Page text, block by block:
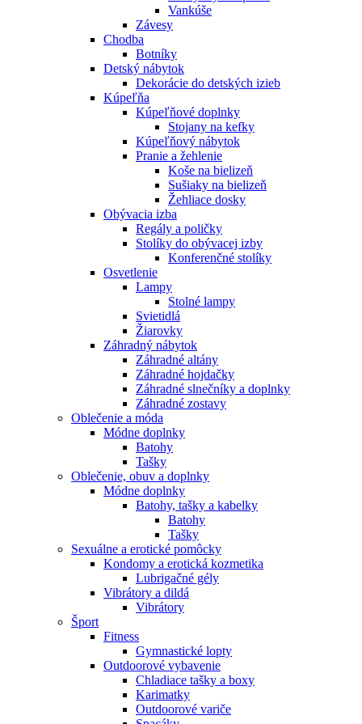
Vankúše
Závesy
Chodba
Botníky
Detský nábytok
Dekorácie do detských izieb
Kúpeľňa
Kúpeľňové doplnky
Stojany na kefky
Kúpeľňový nábytok
Pranie a žehlenie
Koše na bielizeň
Sušiaky na bielizeň
Žehliace dosky
Obývacia izba
Regály a poličky
Stolíky do obývacej izby
Konferenčné stolíky
Osvetlenie
Lampy
Stolné lampy
Svietidlá
Žiarovky
Záhradný nábytok
Záhradné altány
Záhradné hojdačky
Záhradné slnečníky a doplnky
Záhradné zostavy
Oblečenie a móda
Módne doplnky
Batohy
Tašky
Oblečenie, obuv a doplnky
Módne doplnky
Batohy, tašky a kabelky
Batohy
Tašky
Sexuálne a erotické pomôcky
Kondomy a erotická kozmetika
Lubrigačné gély
Vibrátory a dildá
Vibrátory
Šport
Fitness
Gymnastické lopty
Outdoorové vybavenie
Chladiace tašky a boxy
Karimatky
Outdoorové variče